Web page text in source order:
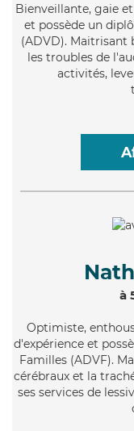
Bienveillante, gaie
et possède un
(ADVD). Maitrisant
les troubles de
activités,
à
Optimiste,
d'expérience et
Familles (ADVF).
cérébraux et la
ses services de